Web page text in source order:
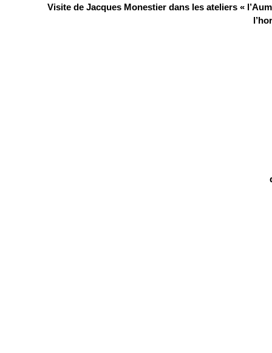
Visite de Jacques Monestier dans les ateliers «